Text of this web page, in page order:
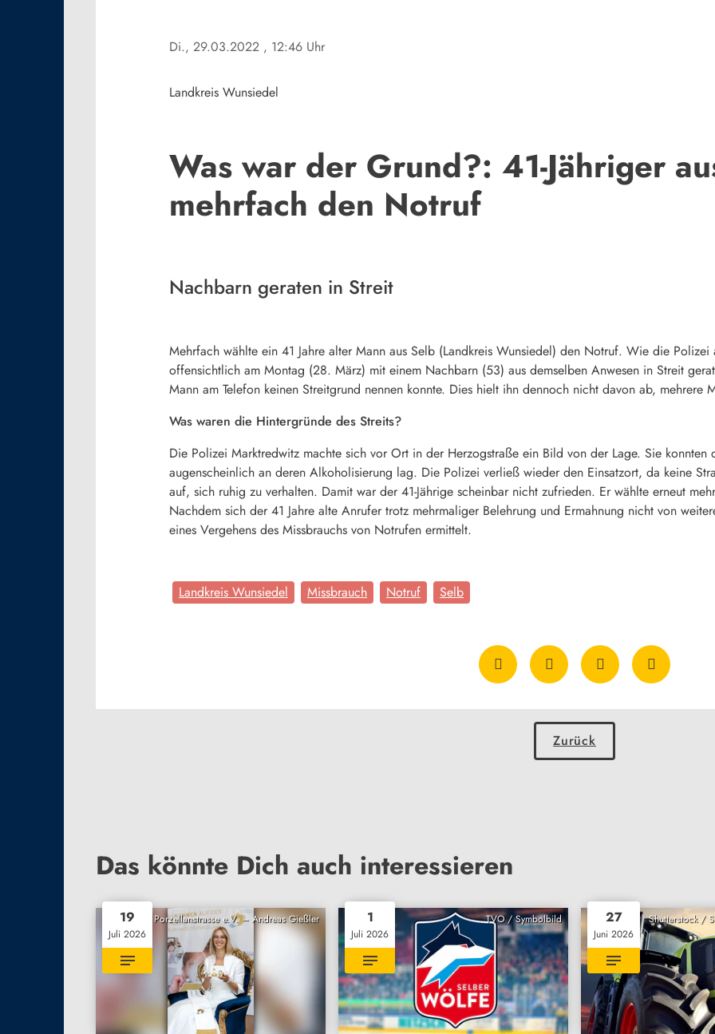
Di., 29.03.2022 , 12:46 Uhr
Landkreis Wunsiedel
Was war der Grund?: 41-Jähriger
mehrfach den Notruf
Nachbarn geraten in Streit
Mehrfach wählte ein 41 Jahre alter Mann aus Selb (Landkreis Wunsiedel) den Notruf. Wie die
offensichtlich am Montag (28. März) mit einem Nachbarn (53) aus demselben Anwesen in Streit
Mann am Telefon keinen Streitgrund nennen konnte. Dies hielt ihn dennoch nicht davon ab, mehrere
Was waren die Hintergründe des Streits?
Die Polizei Marktredwitz machte sich vor Ort in der Herzogstraße ein Bild von der Lage. Sie konnten
augenscheinlich an deren Alkoholisierung lag. Die Polizei verließ wieder den Einsatzort, da keine
auf, sich ruhig zu verhalten. Damit war der 41-Jährige scheinbar nicht zufrieden. Er wählte erneut
Nachdem sich der 41 Jahre alte Anrufer trotz mehrmaliger Belehrung und Ermahnung nicht von
eines Vergehens des Missbrauchs von Notrufen ermittelt.
Landkreis Wunsiedel Missbrauch Notruf Selb
Zurück
Das könnte Dich auch interessieren
Porzellanstrasse e.V. – Andreas Gießler
19
Juli 2026
TVO / Symbolbild
1
Juli 2026
Shutterstock /
27
Juni 2026